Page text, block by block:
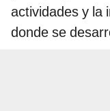
actividades y la
donde se